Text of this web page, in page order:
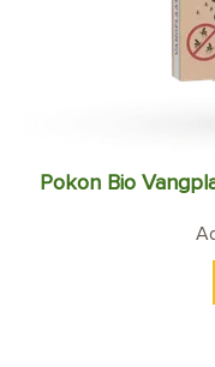
Pokon Bio